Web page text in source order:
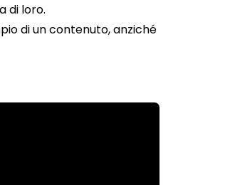
di loro.
di un contenuto, anziché